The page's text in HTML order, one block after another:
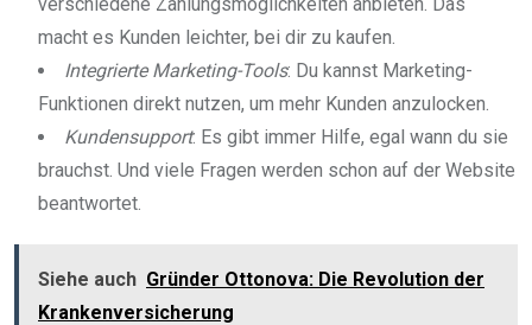
macht es Kunden leichter, bei dir zu kaufen.
Integrierte Marketing-Tools: Du kannst Marketing-
Funktionen direkt nutzen, um mehr Kunden anzulocken.
Kundensupport: Es gibt immer Hilfe, egal wann du sie
brauchst. Und viele Fragen werden schon auf der Website
beantwortet.
Siehe auch Gründer Ottonova: Die Revolution der
Krankenversicherung